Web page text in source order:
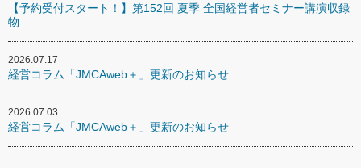
【予約受付スタート！】第152回 夏季 全国経営者セミナー講演収録
物
2026.07.17
経営コラム「JMCAweb＋」更新のお知らせ
2026.07.03
経営コラム「JMCAweb＋」更新のお知らせ